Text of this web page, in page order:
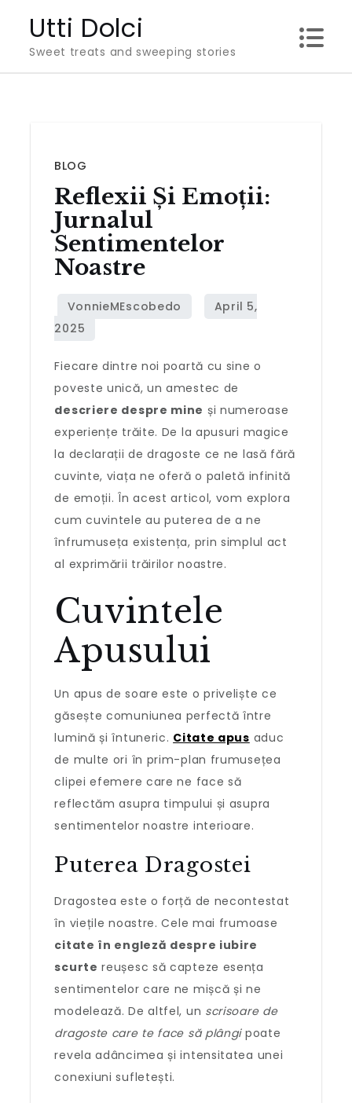
content
Utti Dolci
Sweet treats and sweeping stories
BLOG
Reflexii Și Emoții:
Jurnalul
Sentimentelor
Noastre
Fiecare dintre noi poartă cu sine o
poveste unică, un amestec de
descriere despre mine și numeroase
experiențe trăite. De la apusuri magice
la declarații de dragoste ce ne lasă fără
cuvinte, viața ne oferă o paletă infinită
de emoții. În acest articol, vom explora
cum cuvintele au puterea de a ne
înfrumuseța existența, prin simplul act
al exprimării trăirilor noastre.
Cuvintele
Apusului
Un apus de soare este o priveliște ce
găsește comuniunea perfectă între
lumină și întuneric. Citate apus aduc
de multe ori în prim-plan frumusețea
clipei efemere care ne face să
reflectăm asupra timpului și asupra
sentimentelor noastre interioare.
Puterea Dragostei
Dragostea este o forță de necontestat
în viețile noastre. Cele mai frumoase
citate în engleză despre iubire
scurte reușesc să capteze esența
sentimentelor care ne mișcă și ne
modelează. De altfel, un scrisoare de
dragoste care te face să plângipoate
revela adâncimea și intensitatea unei
conexiuni sufletești.